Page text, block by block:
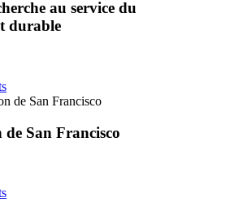
au service du
durable
de San Francisco
San Francisco